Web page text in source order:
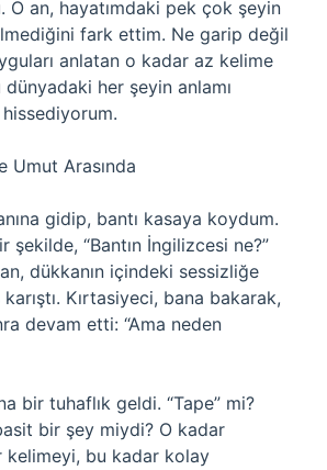
O an, hayatımdaki pek çok şeyin
fark ettim. Ne garip değil
anlatan o kadar az kelime
her şeyin anlamı
Umut Arasında
gidip, bantı kasaya koydum.
şekilde, “Bantın İngilizcesi ne?”
dükkanın içindeki sessizliğe
Kırtasiyeci, bana bakarak,
devam etti: “Ama neden
bir tuhaflık geldi. “Tape” mi?
bir şey miydi? O kadar
kelimeyi, bu kadar kolay